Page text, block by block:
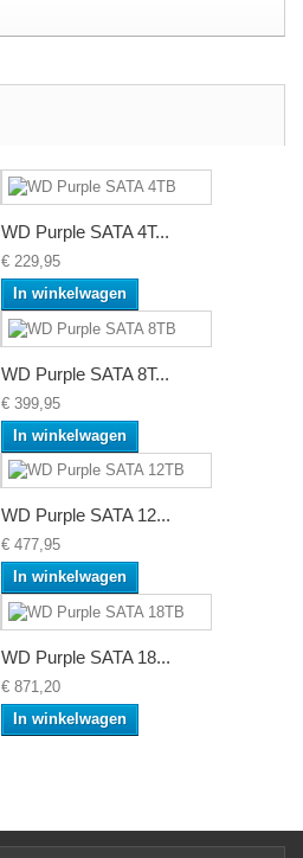
WD Purple SATA 4T...
€ 229,95
In winkelwagen
WD Purple SATA 8T...
€ 399,95
In winkelwagen
WD Purple SATA 12...
€ 477,95
In winkelwagen
WD Purple SATA 18...
€ 871,20
In winkelwagen